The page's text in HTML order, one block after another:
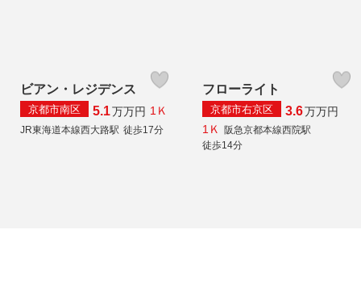
ビアン・レジデンス
京都市南区 5.1万万円 1Ｋ
JR東海道本線西大路駅 徒歩17分
フローライト
京都市右京区 3.6万万円
1Ｋ
阪急京都本線西院駅
徒歩14分